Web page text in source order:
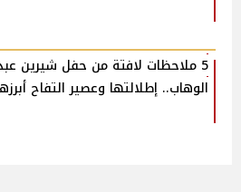
5 ملاحظات لافتة من حفل شيرين
الوهاب.. إطلالتها وعصير التفاح